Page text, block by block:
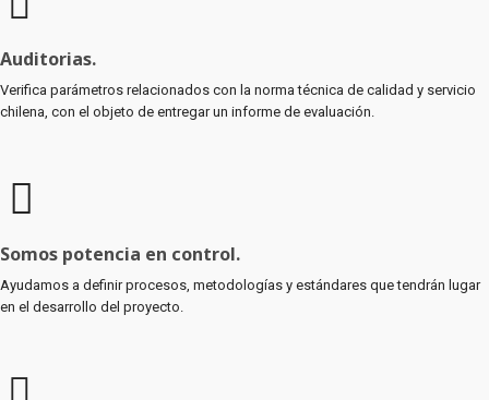
Auditorias.
Verifica parámetros relacionados con la norma técnica de calidad y servicio
chilena, con el objeto de entregar un informe de evaluación.
Somos potencia en control.
Ayudamos a definir procesos, metodologías y estándares que tendrán lugar
en el desarrollo del proyecto.